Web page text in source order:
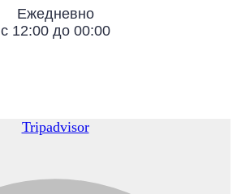
Ежедневно
с 12:00 до 00:00
Tripadvisor